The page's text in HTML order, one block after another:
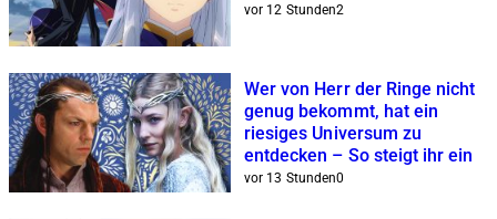
vor 12 Stunden2
Wer von Herr der Ringe nicht
genug bekommt, hat ein
riesiges Universum zu
entdecken – So steigt ihr ein
vor 13 Stunden0